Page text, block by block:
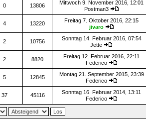
0 13806
Mittwoch 9. November 2016, 12:01
Postman3
4 13220
Freitag 7. Oktober 2016, 22:15
jivaro
2 10756
Sonntag 14. Februar 2016, 07:54
Jette
2 8820
Freitag 12. Februar 2016, 22:11
Federico
5 12845
Montag 21. September 2015, 23:39
Federico
37 45116
Sonntag 16. Februar 2014, 13:11
Federico